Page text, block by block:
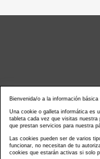
Bienvenida/o a la información
Una cookie o galleta informática es
tableta cada vez que visitas
que prestan servicios para nuestra
Las cookies pueden ser de varios
funcionar, no necesitan de tu
cookies que estarán activas si solo